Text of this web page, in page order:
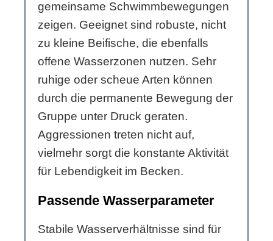
gemeinsame Schwimmbewegungen
zeigen. Geeignet sind robuste, nicht
zu kleine Beifische, die ebenfalls
offene Wasserzonen nutzen. Sehr
ruhige oder scheue Arten können
durch die permanente Bewegung der
Gruppe unter Druck geraten.
Aggressionen treten nicht auf,
vielmehr sorgt die konstante Aktivität
für Lebendigkeit im Becken.
Passende Wasserparameter
Stabile Wasserverhältnisse sind für